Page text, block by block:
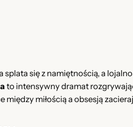
splata się z namiętnością, a
to intensywny dramat
między miłością a obsesją